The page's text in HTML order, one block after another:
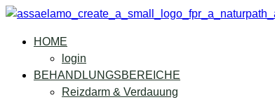
HOME
login
BEHANDLUNGSBEREICHE
Reizdarm & Verdauung